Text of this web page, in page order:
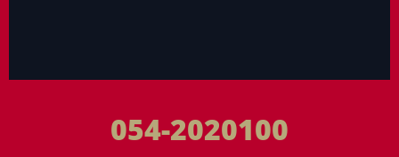
054-2020100